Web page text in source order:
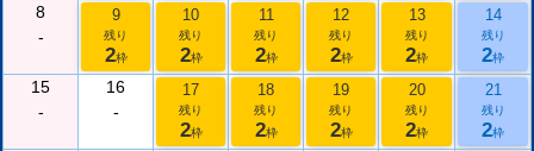
8
-
9
残り
2枠
10
残り
2枠
11
残り
2枠
12
残り
2枠
13
残り
2枠
14
残り
2枠
15
-
16
-
17
残り
2枠
18
残り
2枠
19
残り
2枠
20
残り
2枠
21
残り
2枠